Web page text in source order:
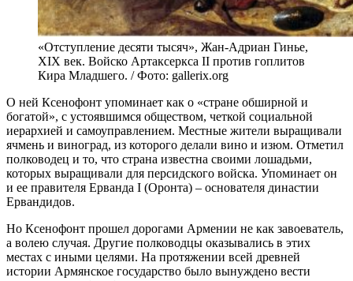
«Отступление десяти тысяч», Жан-Адриан Гинье,
XIX век. Войско Артаксеркса II против гоплитов
Кира Младшего. / Фото: gallerix.org
О ней Ксенофонт упоминает как о «стране обширной и
богатой», с устоявшимся обществом, четкой социальной
иерархией и самоуправлением. Местные жители выращивали
ячмень и виноград, из которого делали вино и изюм. Отметил
полководец и то, что страна известна своими лошадьми,
которых выращивали для персидского войска. Упоминает он
и ее правителя Ерванда I (Оронта) – основателя династии
Ервандидов.
Но Ксенофонт прошел дорогами Армении не как завоеватель,
а волею случая. Другие полководцы оказывались в этих
местах с иными целями. На протяжении всей древней
истории Армянское государство было вынуждено вести